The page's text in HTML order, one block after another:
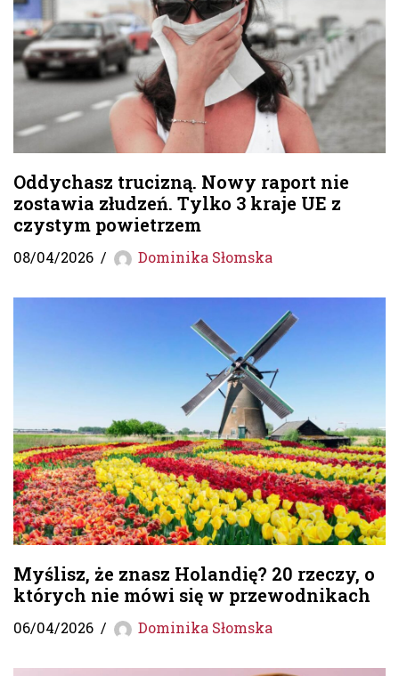
Oddychasz trucizną. Nowy raport nie
zostawia złudzeń. Tylko 3 kraje UE z
czystym powietrzem
08/04/2026 Dominika Słomska
Myślisz, że znasz Holandię? 20 rzeczy, o
których nie mówi się w przewodnikach
06/04/2026 Dominika Słomska